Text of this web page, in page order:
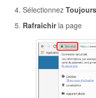
Sélectionnez
Rafraîchirla page